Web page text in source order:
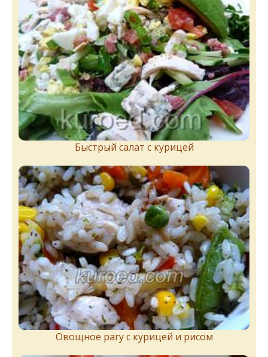
Быстрый салат с курицей
Овощное рагу с курицей и рисом